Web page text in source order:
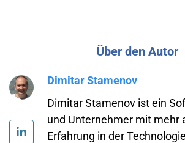
Über den Autor
Dimitar Stamenov
Dimitar Stamenov ist ein
und Unternehmer mit mehr
Erfahrung in der